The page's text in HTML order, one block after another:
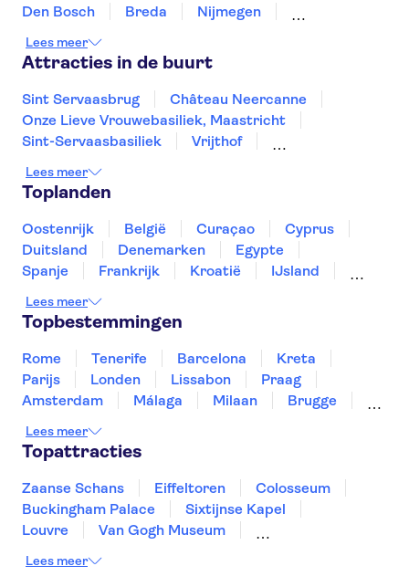
Den Bosch
Breda
Nijmegen
Terneuzen
Lees meer
Attracties in de buurt
Sint Servaasbrug
Château Neercanne
Onze Lieve Vrouwebasiliek, Maastricht
Sint-Servaasbasiliek
Vrijthof
Zaanse Schans
Koninklijk Paleis van Amsterdam
A'DAM Lookout
Rijksmuseum
Van Gogh Museum
Our House AMAZE
Lees meer
Toplanden
Oostenrijk België Curaçao
Cyprus
Duitsland
Denemarken
Egypte
Spanje
Frankrijk Kroatië
IJsland
Noorwegen
Portugal
Thailand
Tunesië
Lees meer
Topbestemmingen
Rome Tenerife Barcelona
Kreta
Parijs
Londen Lissabon
Praag
Amsterdam
Málaga Milaan
Brugge
Den Haag
Utrecht
Haarlem
Leiden
Lees meer
Topattracties
Zaanse Schans Eiffeltoren
Colosseum
Buckingham Palace
Sixtijnse Kapel
Louvre
Van Gogh Museum
Tower of London
Lees meer